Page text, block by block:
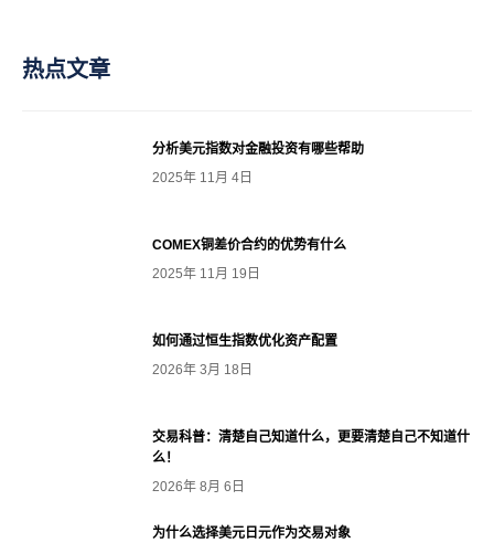
热点文章
分析美元指数对金融投资有哪些帮助
2025年 11月 4日
COMEX铜差价合约的优势有什么
2025年 11月 19日
如何通过恒生指数优化资产配置
2026年 3月 18日
交易科普：清楚自己知道什么，更要清楚自己不知道什
么！
2026年 8月 6日
为什么选择美元日元作为交易对象